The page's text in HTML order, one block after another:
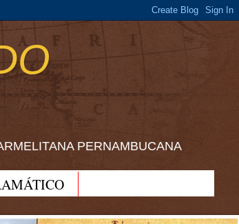
PERNAMBUCANA